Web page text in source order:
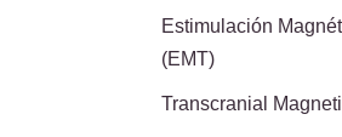
Estimulación
(EMT)
Transcranial